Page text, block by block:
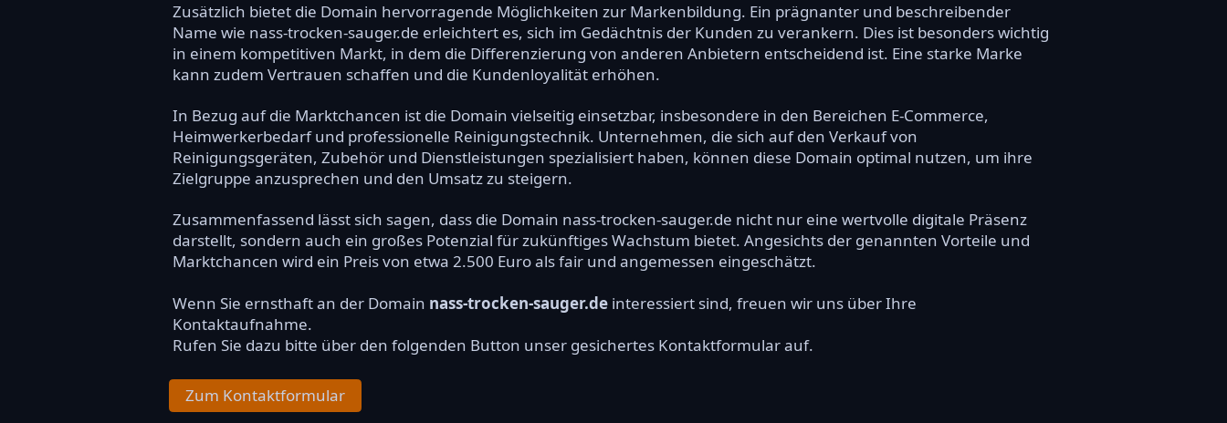
Zusätzlich bietet die Domain hervorragende Möglichkeiten zur Markenbildung. Ein prägnanter und beschreibender
Name wie nass-trocken-sauger.de erleichtert es, sich im Gedächtnis der Kunden zu verankern. Dies ist besonders wichtig
in einem kompetitiven Markt, in dem die Differenzierung von anderen Anbietern entscheidend ist. Eine starke Marke
kann zudem Vertrauen schaffen und die Kundenloyalität erhöhen.
In Bezug auf die Marktchancen ist die Domain vielseitig einsetzbar, insbesondere in den Bereichen E-Commerce,
Heimwerkerbedarf und professionelle Reinigungstechnik. Unternehmen, die sich auf den Verkauf von
Reinigungsgeräten, Zubehör und Dienstleistungen spezialisiert haben, können diese Domain optimal nutzen, um ihre
Zielgruppe anzusprechen und den Umsatz zu steigern.
Zusammenfassend lässt sich sagen, dass die Domain nass-trocken-sauger.de nicht nur eine wertvolle digitale Präsenz
darstellt, sondern auch ein großes Potenzial für zukünftiges Wachstum bietet. Angesichts der genannten Vorteile und
Marktchancen wird ein Preis von etwa 2.500 Euro als fair und angemessen eingeschätzt.
Wenn Sie ernsthaft an der Domain nass-trocken-sauger.de interessiert sind, freuen wir uns über Ihre
Kontaktaufnahme.
Rufen Sie dazu bitte über den folgenden Button unser gesichertes Kontaktformular auf.
Zum Kontaktformular